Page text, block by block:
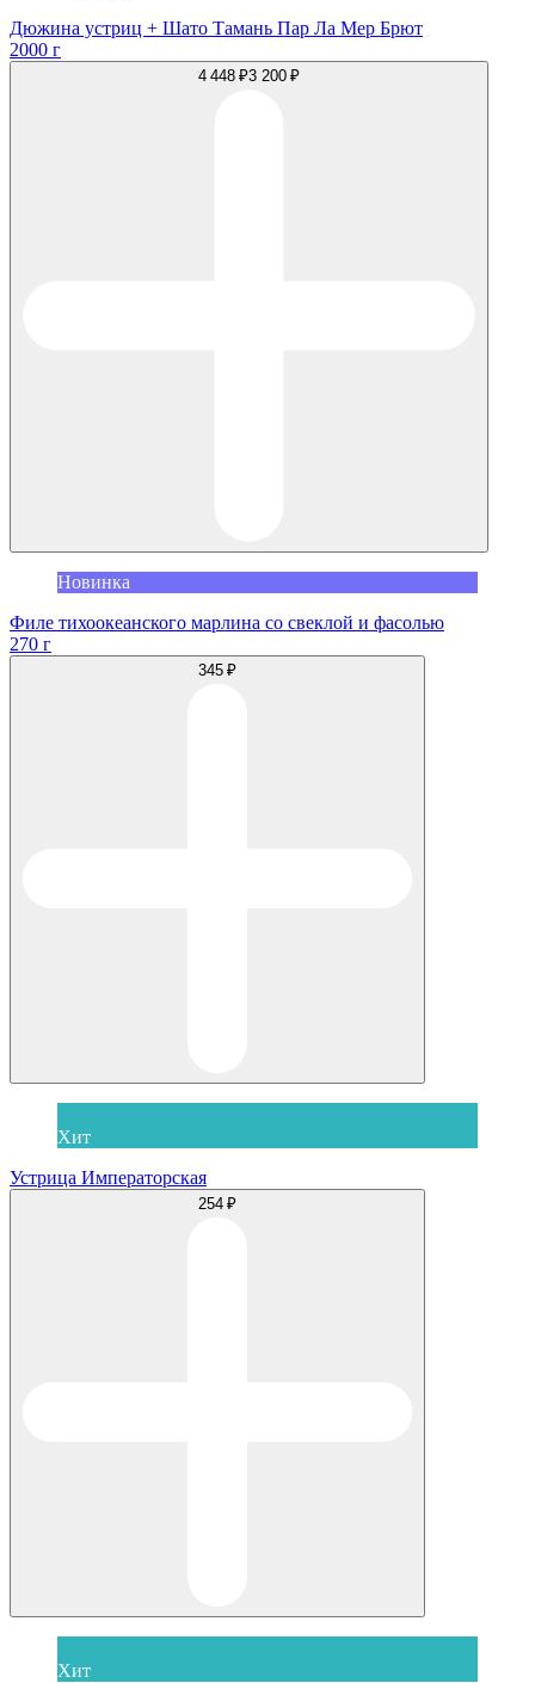
Дюжина устриц + Шато Тамань Пар Ла Мер Брют
2000 г
4 448 ₽3 200 ₽
Новинка
Филе тихоокеанского марлина со свеклой и фасолью
270 г
345 ₽
Хит
Устрица Императорская
254 ₽
Хит